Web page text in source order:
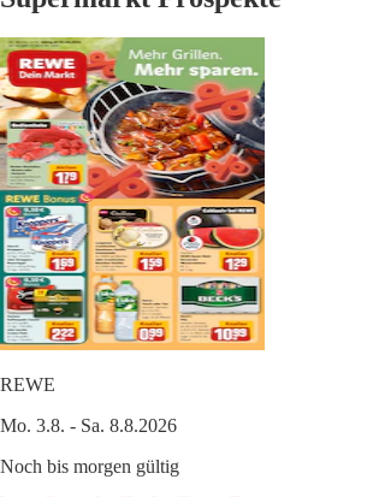
REWE
Mo. 3.8. - Sa. 8.8.2026
Noch bis morgen gültig